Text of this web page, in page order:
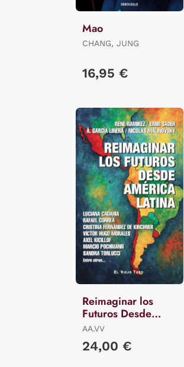
Mao
CHANG, JUNG
16,95 €
Reimaginar los
Futuros Desde
América Latina
AA.VV
24,00 €